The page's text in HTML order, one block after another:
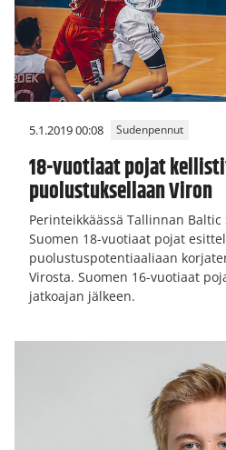
5.1.2019 00:08 Sudenpennut
18-vuotiaat pojat
puolustuksellaan Viron
Perinteikkäässä Tallinnan Baltic
Suomen 18-vuotiaat pojat
puolustuspotentiaaliaan
Virosta. Suomen 16-vuotiaat
jatkoajan jälkeen.